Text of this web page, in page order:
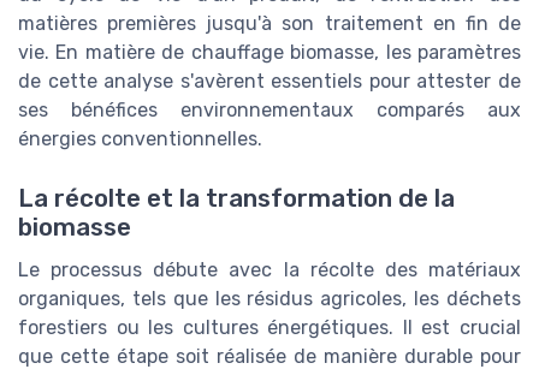
matières premières jusqu'à son traitement en fin de
vie. En matière de chauffage biomasse, les paramètres
de cette analyse s'avèrent essentiels pour attester de
ses bénéfices environnementaux comparés aux
énergies conventionnelles.
La récolte et la transformation de la
biomasse
Le processus débute avec la récolte des matériaux
organiques, tels que les résidus agricoles, les déchets
forestiers ou les cultures énergétiques. Il est crucial
que cette étape soit réalisée de manière durable pour